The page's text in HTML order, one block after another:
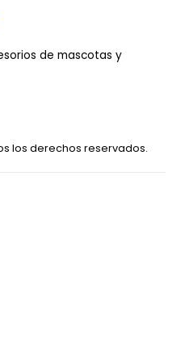
de mascotas y
los derechos reservados.